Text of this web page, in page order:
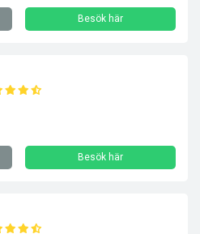
Besök här
Besök här